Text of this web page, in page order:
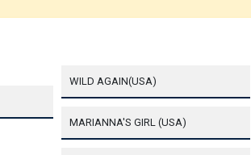
WILD AGAIN(USA)
MARIANNA'S GIRL (USA)